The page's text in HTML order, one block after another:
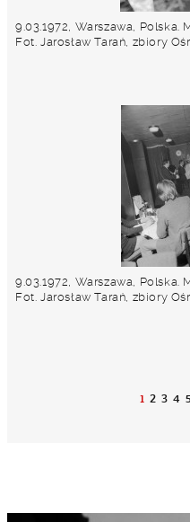
9.03.1972, Warszawa, Polska.
Fot. Jarosław Tarań, zbiory
9.03.1972, Warszawa, Polska.
Fot. Jarosław Tarań, zbiory
1 2 3 4